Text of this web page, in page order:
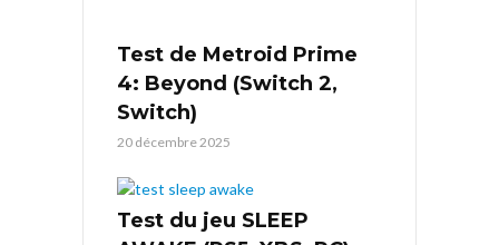
Test de Metroid Prime
4: Beyond (Switch 2,
Switch)
20 décembre 2025
Test du jeu SLEEP